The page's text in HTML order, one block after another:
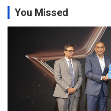
You Missed